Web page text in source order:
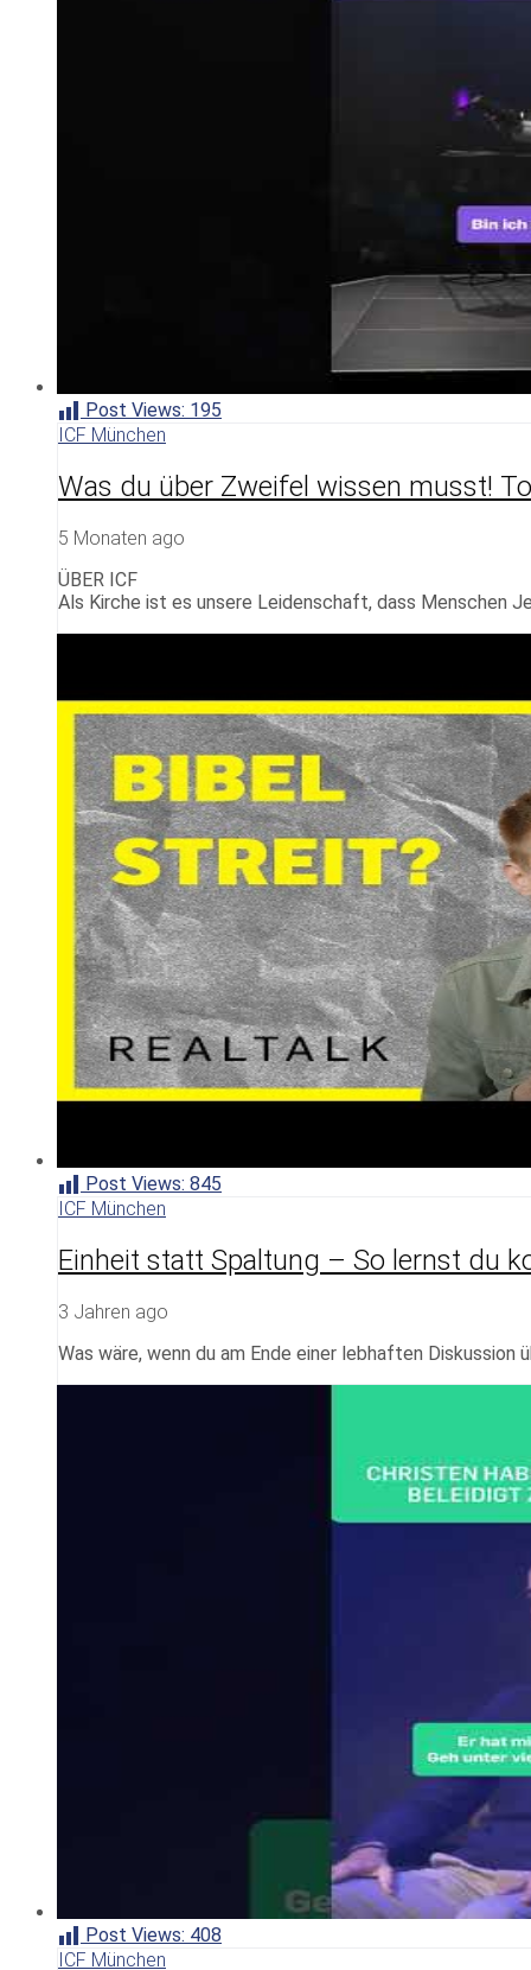
Post Views: 195
ICF München
Was du über Zweifel wissen musst!
5 Monaten ago
ÜBER ICF
Als Kirche ist es unsere Leidenschaft, dass Menschen
Post Views: 845
ICF München
Einheit statt Spaltung – So lernst du
3 Jahren ago
Was wäre, wenn du am Ende einer lebhaften Diskussion
Post Views: 408
ICF München